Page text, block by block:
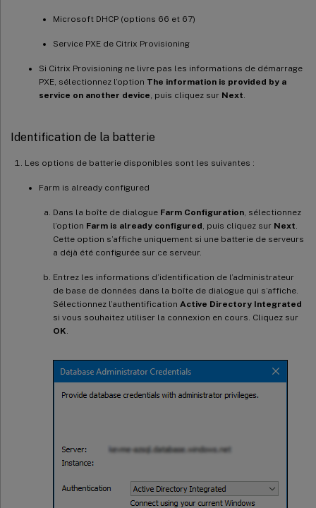
Microsoft DHCP (options 66 et 67)
Service PXE de Citrix Provisioning
Si Citrix Provisioning ne livre pas les informations de démarrage
PXE, sélectionnez l’option The information is provided by a
service on another device , puis cliquez sur Next
Identification de la batterie
Les options de batterie disponibles sont les suivantes :
Farm is already configured
Dans la boîte de dialogue Farm Configuration , sélectionnez
l’option Farm is already configured , puis cliquez sur Next
Cette option s’affiche uniquement si une batterie de serveurs
a déjà été configurée sur ce serveur.
Entrez les informations d’identification de l’administrateur
de base de données dans la boîte de dialogue qui s’affiche.
Sélectionnez l’authentification Active Directory Integrated
si vous souhaitez utiliser la connexion en cours. Cliquez sur
OK